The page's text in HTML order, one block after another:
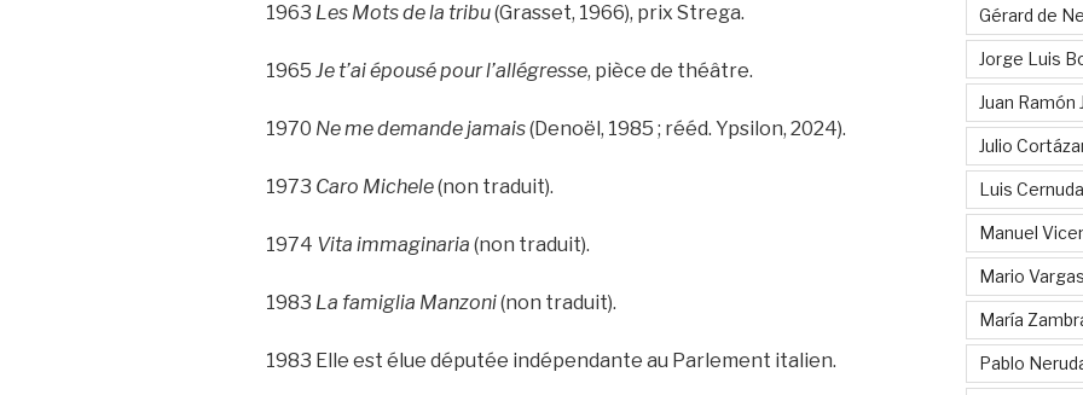
1963 Les Mots de la tribu(Grasset, 1966), prix Strega.
1965 Je t’ai épousé pour l’allégresse, pièce de théâtre.
1970 Ne me demande jamais(Denoël, 1985 ; rééd. Ypsilon, 2024).
1973 Caro Michele(non traduit).
1974 Vita immaginaria (non traduit).
1983 La famiglia Manzoni(non traduit).
1983 Elle est élue députée indépendante au Parlement italien.
Gérard de
Jorge Luis
Juan Ramón
Julio
Luis Cernuda
Manuel
Mario
María
Pablo